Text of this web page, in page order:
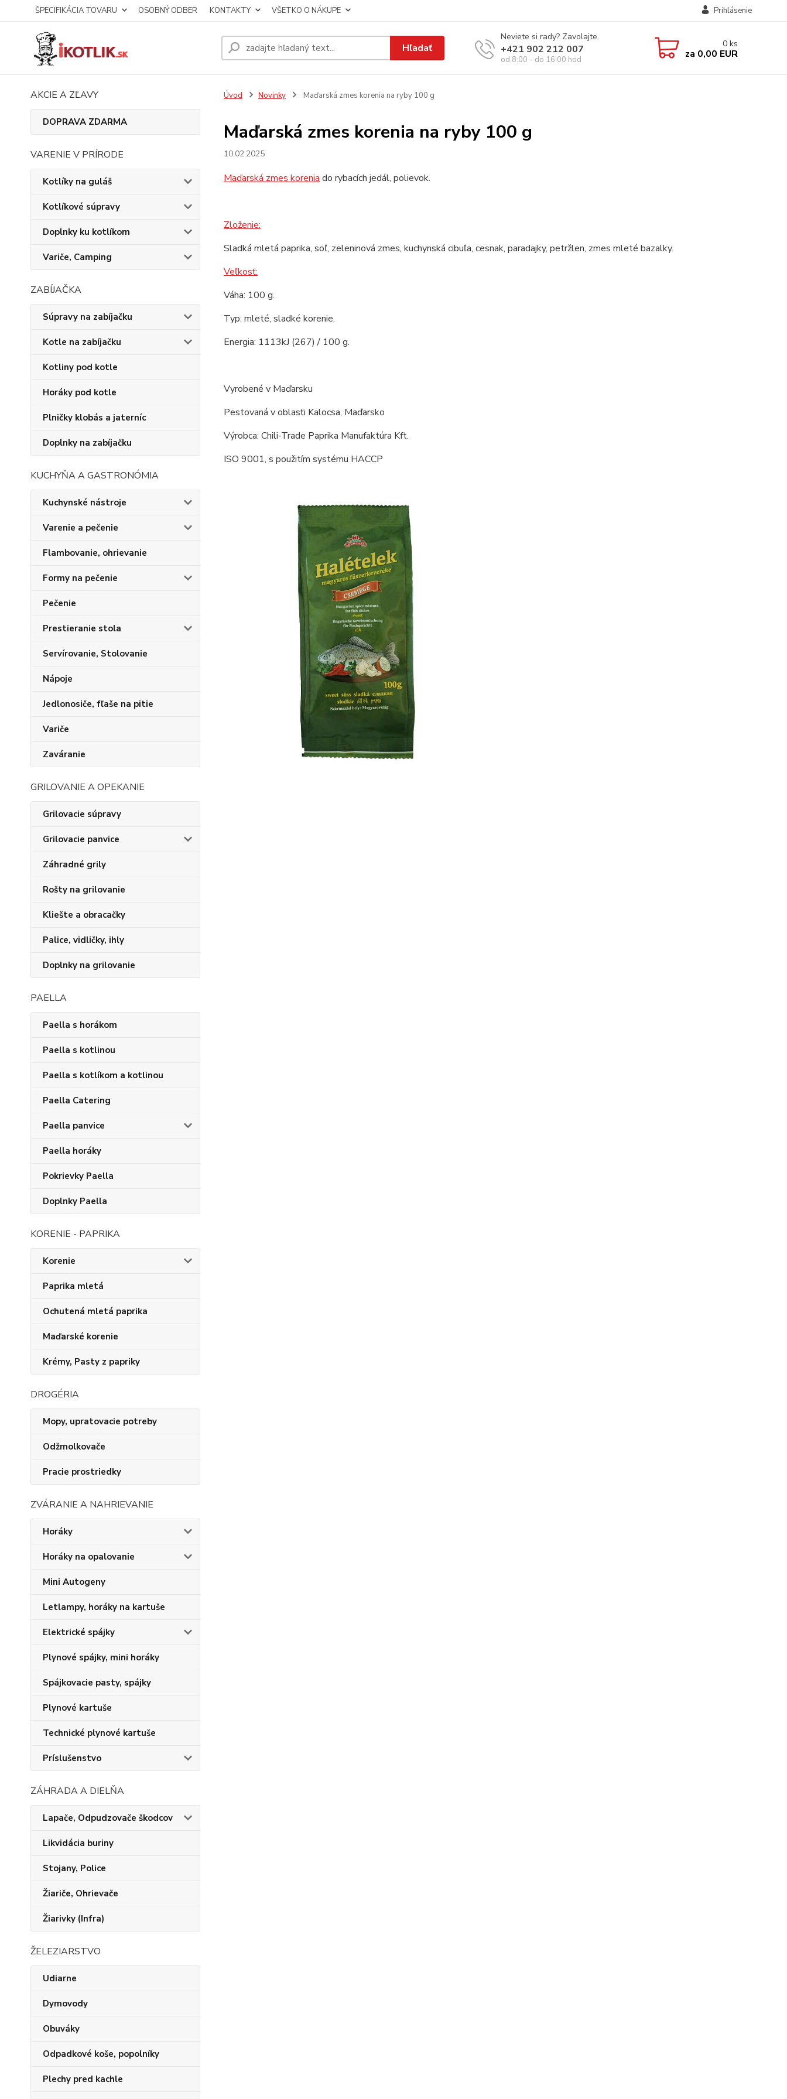
ŠPECIFIKÁCIA TOVARU OSOBNÝ ODBER KONTAKTY VŠETKO O NÁKUPE Prihlásenie
Hľadať
Neviete si rady? Zavolajte.
+421 902 212 007
od 8:00 - do 16:00 hod
0 ks
za 0,00 EUR
AKCIE A ZĽAVY
DOPRAVA ZDARMA
VARENIE V PRÍRODE
Kotlíky na guláš
Kotlíkové súpravy
Doplnky ku kotlíkom
Variče, Camping
ZABÍJAČKA
Súpravy na zabíjačku
Kotle na zabíjačku
Kotliny pod kotle
Horáky pod kotle
Plničky klobás a jaterníc
Doplnky na zabíjačku
KUCHYŇA A GASTRONÓMIA
Kuchynské nástroje
Varenie a pečenie
Flambovanie, ohrievanie
Formy na pečenie
Pečenie
Prestieranie stola
Servírovanie, Stolovanie
Nápoje
Jedlonosiče, fľaše na pitie
Variče
Zaváranie
GRILOVANIE A OPEKANIE
Grilovacie súpravy
Grilovacie panvice
Záhradné grily
Rošty na grilovanie
Kliešte a obracačky
Palice, vidličky, ihly
Doplnky na grilovanie
PAELLA
Paella s horákom
Paella s kotlinou
Paella s kotlíkom a kotlinou
Paella Catering
Paella panvice
Paella horáky
Pokrievky Paella
Doplnky Paella
KORENIE - PAPRIKA
Korenie
Paprika mletá
Ochutená mletá paprika
Maďarské korenie
Krémy, Pasty z papriky
DROGÉRIA
Mopy, upratovacie potreby
Odžmolkovače
Pracie prostriedky
ZVÁRANIE A NAHRIEVANIE
Horáky
Horáky na opalovanie
Mini Autogeny
Letlampy, horáky na kartuše
Elektrické spájky
Plynové spájky, mini horáky
Spájkovacie pasty, spájky
Plynové kartuše
Technické plynové kartuše
Príslušenstvo
ZÁHRADA A DIELŇA
Lapače, Odpudzovače škodcov
Likvidácia buriny
Stojany, Police
Žiariče, Ohrievače
Žiarivky (Infra)
ŽELEZIARSTVO
Udiarne
Dymovody
Obuváky
Odpadkové koše, popolníky
Plechy pred kachle
Úvod Novinky Maďarská zmes korenia na ryby 100 g
Maďarská zmes korenia na ryby 100 g
10.02.2025
Maďarská zmes korenia do rybacích jedál, polievok.
Zloženie:
Sladká mletá paprika, soľ, zeleninová zmes, kuchynská cibuľa, cesnak, paradajky, petržlen, zmes mleté bazalky.
Veľkosť:
Váha: 100 g.
Typ: mleté, sladké korenie.
Energia: 1113kJ (267) / 100 g.
Vyrobené v Maďarsku
Pestovaná v oblasťi Kalocsa, Maďarsko
Výrobca: Chili-Trade Paprika Manufaktúra Kft.
ISO 9001, s použitím systému HACCP